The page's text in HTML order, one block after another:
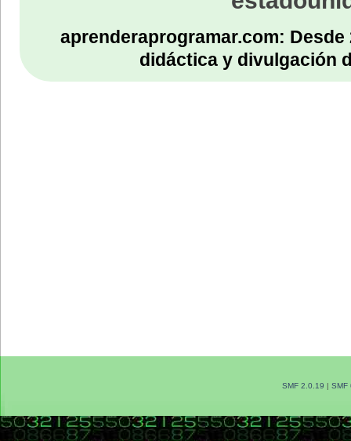
aprenderaprogramar.com:
didáctica y divulgación
SMF 2.0.19 | SMF